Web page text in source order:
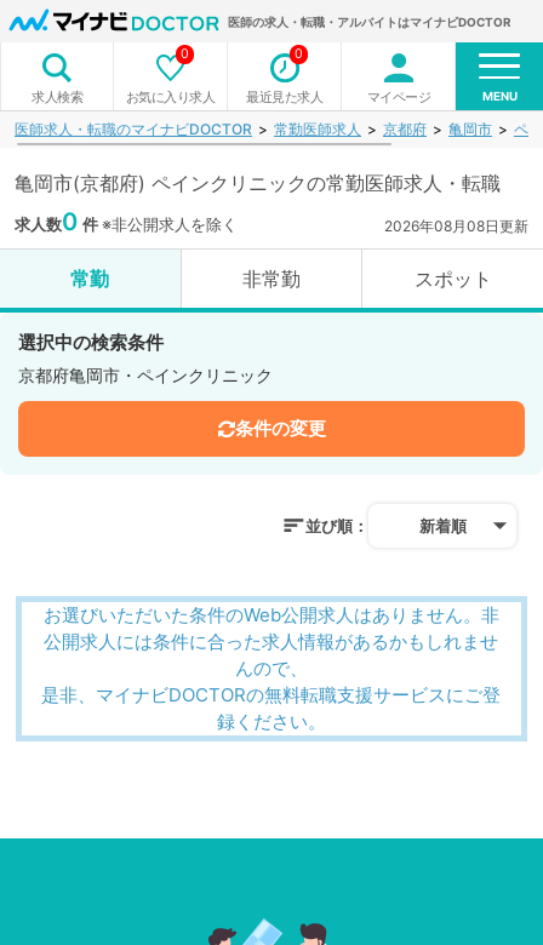
医師の求人・転職・アルバイトはマイナビDOCTOR
求人検索 お気に入り求人
0
最近見た求人
0
マイページ MENU
医師求人・転職のマイナビDOCTOR 常勤医師求人 京都府 亀岡市 ペ
亀岡市(京都府) ペインクリニックの常勤医師求人・転職
求人数0 件※非公開求人を除く 2026年08月08日更新
常勤 非常勤 スポット
選択中の検索条件
京都府亀岡市・ペインクリニック
条件の変更
並び順： 新着順
お選びいただいた条件のWeb公開求人はありません。非
公開求人には条件に合った求人情報があるかもしれませ
んので、
是非、マイナビDOCTORの無料転職支援サービスにご登
録ください。